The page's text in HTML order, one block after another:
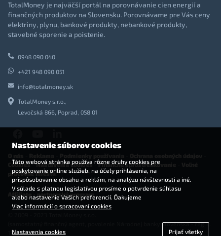
TotalMoney je najväčší portál na porovnávanie cien energií a
finančných produktov na Slovensku. Porovnávame pre Vás ceny
elektriny, plynu, bankové produkty, nebankové produkty,
stavebné sporenie a poistenie.
0948 090 040
+421 948 090 051
info@totalmoney.sk
TotalMoney s.r.o.,
Levočská 866, Poprad, 058 01
Cookies-Nastavenia cookies -Finančné sprostredkovanie
pracovné miesta
Affiliate - partnerský program
(samostatný finančný agent, povolenie Národnej banky Slovenska - reg. č.
127292)
Nastavenie súborov cookies
Táto webová stránka používa rôzne druhy cookies pre
poskytovanie online služieb, na účely prihlásenia, na
prispôsobovanie obsahu a reklám, na analýzu návštevnosti a iné.
V súlade s platnou legislatívou prosíme o potvrdenie súhlasu
alebo nastavenie Vašich preferencií. Ďakujeme
Viac informácií o spracovaní cookies
Nastavenia cookies Prijať všetky